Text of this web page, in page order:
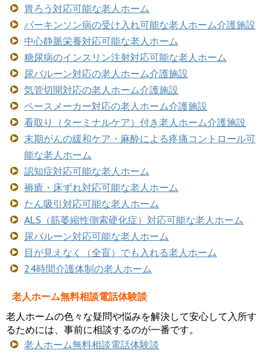
胃ろう対応可能な老人ホーム
パーキンソン病の受け入れ可能な老人ホーム介護施設
中心静脈栄養対応可能な老人ホーム
糖尿病のインスリン注射対応可能な老人ホーム
尿バルーン対応の老人ホーム介護施設
気管切開対応の老人ホーム介護施設
ペースメーカー対応の老人ホーム介護施設
看取り（ターミナルケア）付き老人ホーム介護施設
末期がんの緩和ケア・麻酔による疼痛コントロール可
能な老人ホーム
認知症対応可能な老人ホーム
褥瘡・床ずれ対応可能な老人ホーム
たん吸引対応可能な老人ホーム
ALS（筋萎縮性側索硬化症）対応可能な老人ホーム
尿バルーン対応可能な老人ホーム
目が見えなく（全盲）でも入れる老人ホーム
24時間介護体制の老人ホーム
老人ホーム無料相談電話体験談
老人ホームの色々な疑問や悩みを解決して安心して入所す
るためには、事前に相談するのが一番です。
老人ホーム無料相談電話体験談